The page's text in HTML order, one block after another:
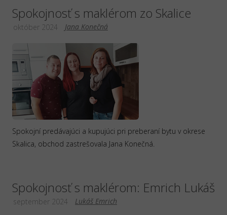
Spokojnosť s maklérom zo Skalice
Jana Konečná
október 2024
Spokojní predávajúci a kupujúci pri preberaní bytu v okrese
Skalica, obchod zastrešovala Jana Konečná.
Spokojnosť s maklérom: Emrich Lukáš
Lukáš Emrich
september 2024